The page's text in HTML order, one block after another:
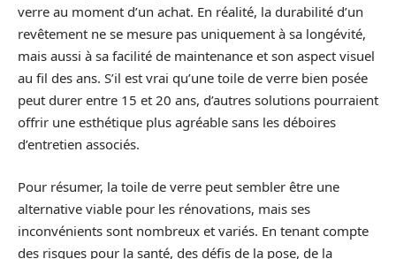
verre au moment d’un achat. En réalité, la durabilité d’un
revêtement ne se mesure pas uniquement à sa longévité,
mais aussi à sa facilité de maintenance et son aspect visuel
au fil des ans. S’il est vrai qu’une toile de verre bien posée
peut durer entre 15 et 20 ans, d’autres solutions pourraient
offrir une esthétique plus agréable sans les déboires
d’entretien associés.
Pour résumer, la toile de verre peut sembler être une
alternative viable pour les rénovations, mais ses
inconvénients sont nombreux et variés. En tenant compte
des risques pour la santé, des défis de la pose, de la